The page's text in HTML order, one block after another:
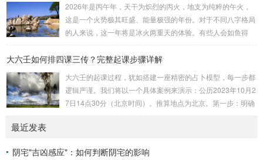
口：位于无名指指尖，属金，白虎，主数4、1、2，凶。小
吉：位于无名指根部，属木，六合，主数5、3、8，吉。空
亡：位于中指根部，属土，勾陈，...
2026年是丙午年，天干为炽烈的丙火，地支为纯粹的午火，
这是一个火势极其旺盛、能量极强的年份。对于不同八字格局
的人来说，这一年将是冰火两重天的体验。有些人会如鱼得
理：吉凶在于平衡与需求八字讲究五行平衡与“喜用神”。喜用
26年丙午，是火力全开的一年。因此：八字命局中“喜火”、“用
火”的人，等于得到了天地最强能量的帮助，犹如天降神助，
运势自然一飞冲天。八字命局中“忌火”的人...
大六壬如何排四课三传？完整起课步骤详解
大六壬的起课过程，犹如搭建一座精密的占卜模型，每一步都
逻辑严谨。我们将以一个具体案例来演示：公历2023年10月2
7日14点30分（北京时间）。推算地点为北京。第一步：明确
你需要：一张空白的天地盘（内含十二地支）、月将、当天日
最近发表
阴宅"吉凶感应"：如何判断阴宅的影响